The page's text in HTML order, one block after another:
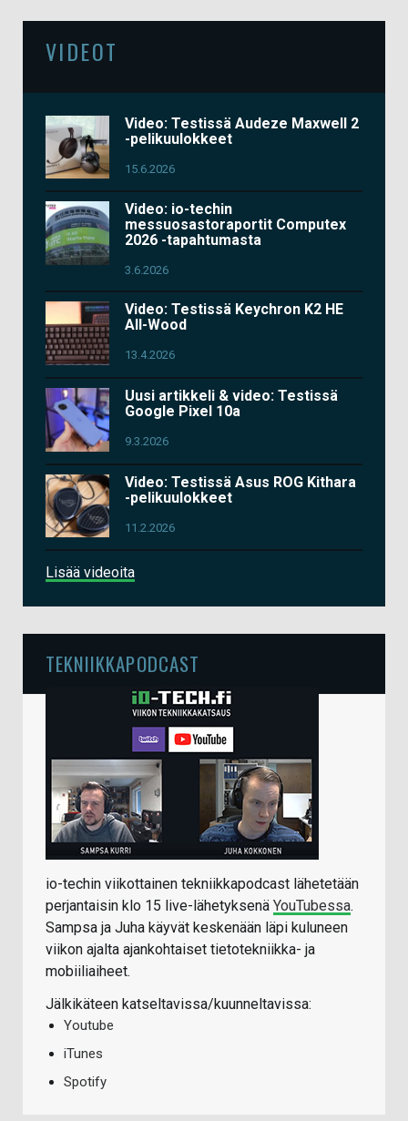
VIDEOT
Video: Testissä Audeze Maxwell 2
-pelikuulokkeet
15.6.2026
Video: io-techin
messuosastoraportit Computex
2026 -tapahtumasta
3.6.2026
Video: Testissä Keychron K2 HE
All-Wood
13.4.2026
Uusi artikkeli & video: Testissä
Google Pixel 10a
9.3.2026
Video: Testissä Asus ROG Kithara
-pelikuulokkeet
11.2.2026
Lisää videoita
TEKNIIKKAPODCAST
io-techin viikottainen tekniikkapodcast lähetetään
perjantaisin klo 15 live-lähetyksenä YouTubessa.
Sampsa ja Juha käyvät keskenään läpi kuluneen
viikon ajalta ajankohtaiset tietotekniikka- ja
mobiiliaiheet.
Jälkikäteen katseltavissa/kuunneltavissa:
Youtube
iTunes
Spotify